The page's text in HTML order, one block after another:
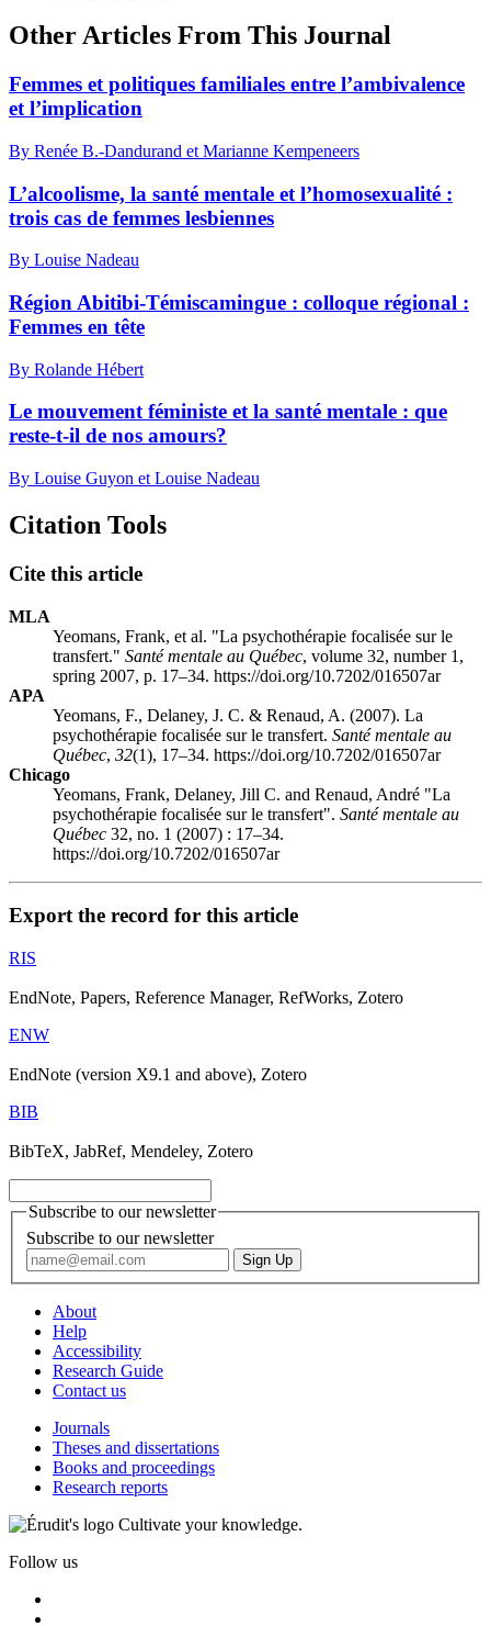
Other Articles From This Journal
Femmes et politiques familiales entre l’ambivalence
et l’implication
By Renée B.-Dandurand et Marianne Kempeneers
L’alcoolisme, la santé mentale et l’homosexualité :
trois cas de femmes lesbiennes
By Louise Nadeau
Région Abitibi-Témiscamingue : colloque régional :
Femmes en tête
By Rolande Hébert
Le mouvement féministe et la santé mentale : que
reste-t-il de nos amours?
By Louise Guyon et Louise Nadeau
Citation Tools
Cite this article
MLA
Yeomans, Frank, et al. "La psychothérapie focalisée sur le
transfert." Santé mentale au Québec, volume 32, number 1,
spring 2007, p. 17–34. https://doi.org/10.7202/016507ar
APA
Yeomans, F., Delaney, J. C. & Renaud, A. (2007). La
psychothérapie focalisée sur le transfert. Santé mentale au
Québec, 32(1), 17–34. https://doi.org/10.7202/016507ar
Chicago
Yeomans, Frank, Delaney, Jill C. and Renaud, André "La
psychothérapie focalisée sur le transfert". Santé mentale au
Québec 32, no. 1 (2007) : 17–34.
https://doi.org/10.7202/016507ar
Export the record for this article
RIS
EndNote, Papers, Reference Manager, RefWorks, Zotero
ENW
EndNote (version X9.1 and above), Zotero
BIB
BibTeX, JabRef, Mendeley, Zotero
Subscribe to our newsletter
Subscribe to our newsletter
About
Help
Accessibility
Research Guide
Contact us
Journals
Theses and dissertations
Books and proceedings
Research reports
Cultivate your knowledge.
Follow us